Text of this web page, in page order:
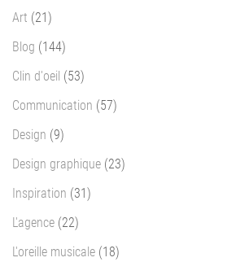
Art (21)
Blog (144)
Clin d'oeil (53)
Communication (57)
Design (9)
Design graphique (23)
Inspiration (31)
L'agence (22)
L'oreille musicale (18)